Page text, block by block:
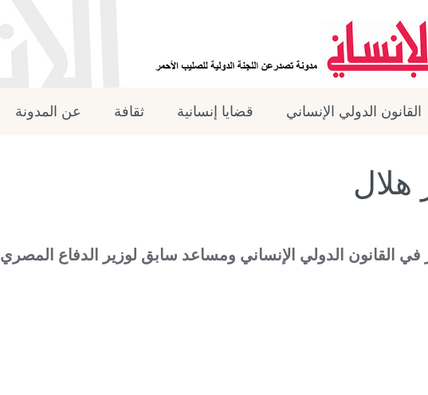
القانون الدولي الإنساني قضايا إنسانية ثقافة عن المدونة
هلال
في القانون الدولي الإنساني ومساعد سابق لوزير الدفاع المصري